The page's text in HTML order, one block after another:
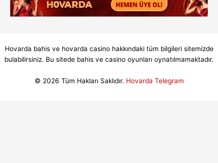
Hovarda bahis ve hovarda casino hakkındaki tüm bilgileri sitemizde
bulabilirsiniz. Bu sitede bahis ve casino oyunları oynatılmamaktadır.
© 2026 Tüm Hakları Saklıdır. Hovarda Telegram